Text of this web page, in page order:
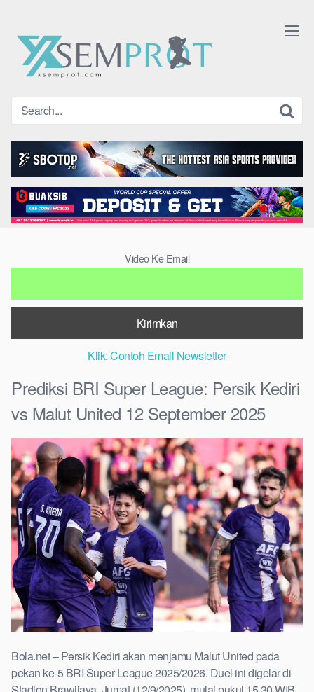
content
Video Ke Email
Klik: Contoh Email Newsletter
Prediksi BRI Super League: Persik Kediri
vs Malut United 12 September 2025
Bola.net – Persik Kediri akan menjamu Malut United pada
pekan ke-5 BRI Super League 2025/2026. Duel ini digelar di